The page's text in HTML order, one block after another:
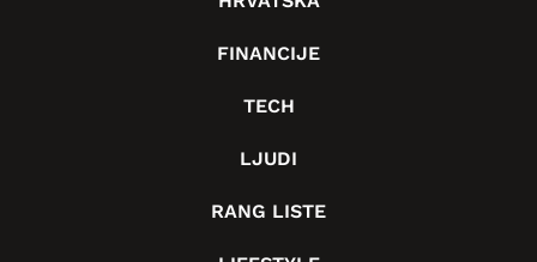
FINANCIJE
TECH
LJUDI
RANG LISTE